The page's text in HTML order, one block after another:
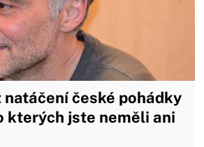
české pohádky
kterých jste neměli ani